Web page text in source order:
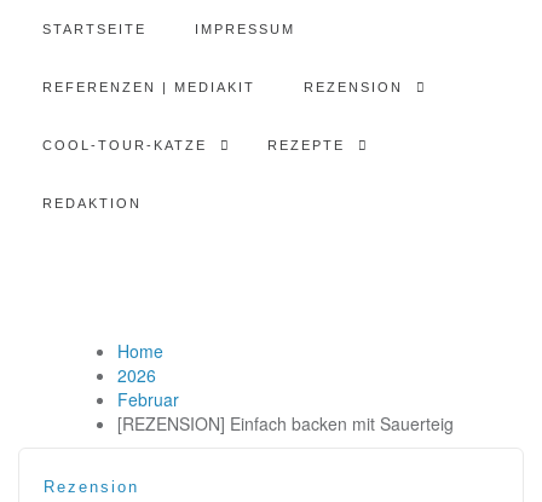
STARTSEITE IMPRESSUM
REFERENZEN | MEDIAKIT REZENSION
COOL-TOUR-KATZE REZEPTE
REDAKTION
Home
2026
Februar
[REZENSION] Einfach backen mit Sauerteig
Rezension